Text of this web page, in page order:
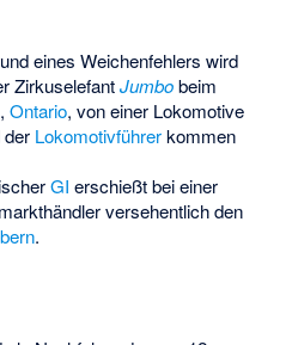
eines Weichenfehlers wird
ZirkuselefantJumbobeim
, Ontario, von einer Lokomotive
der Lokomotivführerkommen
GI erschießt bei einer
versehentlich den
.